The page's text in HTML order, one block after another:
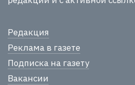
Редакция
Реклама в газете
Подписка на газету
Вакансии